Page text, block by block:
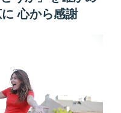
心から感謝